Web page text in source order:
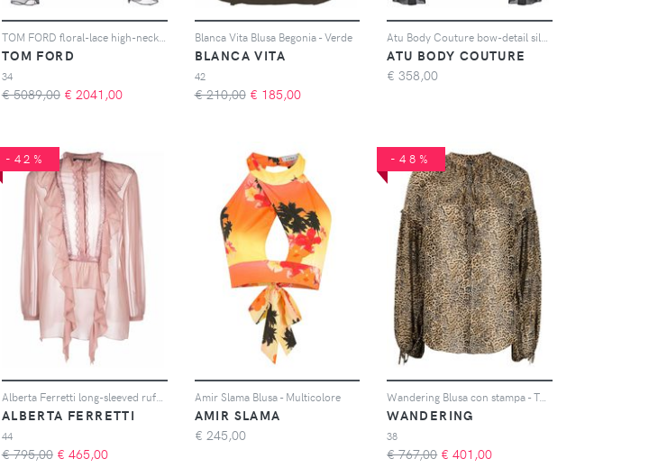
TOM FORD floral-lace high-neck blouse - Nero
TOM FORD
34
€ 5089,00 € 2041,00
Blanca Vita Blusa Begonia - Verde
BLANCA VITA
42
€ 210,00 € 185,00
Atu Body Couture bow-detail silk blouse - Nero
ATU BODY COUTURE
€ 358,00
-42%
Alberta Ferretti long-sleeved ruffled silk blouse - Rosa
ALBERTA FERRETTI
44
€ 795,00 € 465,00
Amir Slama Blusa - Multicolore
AMIR SLAMA
€ 245,00
-48%
Wandering Blusa con stampa - Toni neutri
WANDERING
38
€ 767,00 € 401,00